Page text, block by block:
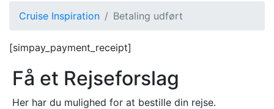
Cruise Inspiration Betaling udført
[simpay_payment_receipt]
Få et Rejseforslag
Her har du mulighed for at bestille din rejse.